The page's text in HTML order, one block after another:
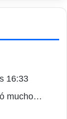
16:33
mucho…